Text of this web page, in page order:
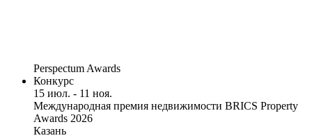
Perspectum Awards
Конкурс
15 июл. - 11 ноя.
Международная премия недвижимости BRICS Property
Awards 2026
Казань